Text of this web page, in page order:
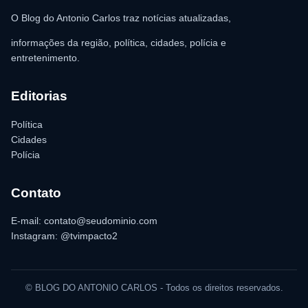
O Blog do Antonio Carlos traz notícias atualizadas,
informações da região, política, cidades, polícia e
entretenimento.
Editorias
Política
Cidades
Polícia
Contato
E-mail: contato@seudominio.com
Instagram: @tvimpacto2
© BLOG DO ANTONIO CARLOS - Todos os direitos reservados.